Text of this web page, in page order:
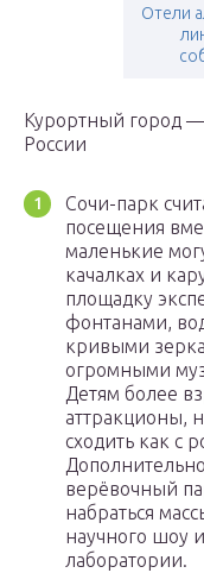
Отели
Курортный город
России
Сочи-парк
посещения
маленькие
качалках и
площадку
фонтанами,
кривыми
огромными
Детям более
аттракционы,
сходить как с
верёвочный
набраться
научного шоу
лаборатории.